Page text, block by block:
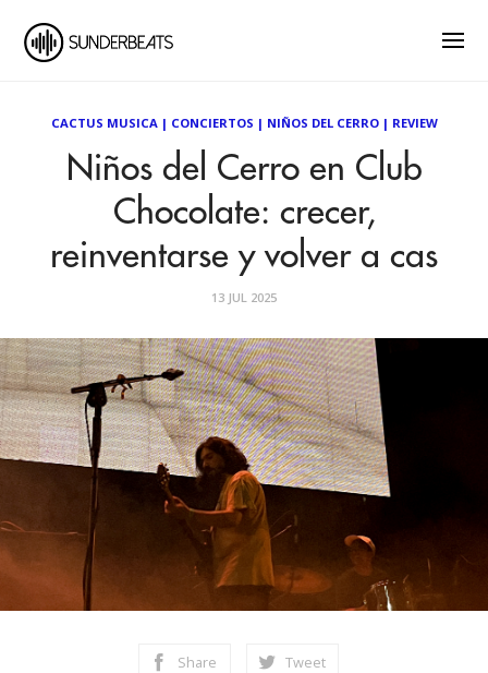
CACTUS MUSICA| CONCIERTOS | NIÑOS DEL CERRO| REVIEW
Niños del Cerro en Club
Chocolate: crecer,
reinventarse y volver a cas
13 JUL 2025
Share Tweet